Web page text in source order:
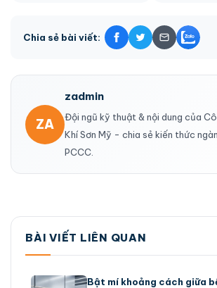
Chia sẻ bài viết:
ZA
zadmin
Đội ngũ kỹ thuật & nội dung của
Khí Sơn Mỹ - chia sẻ kiến thức
PCCC.
BÀI VIẾT LIÊN QUAN
Bật mí khoảng cách giữa